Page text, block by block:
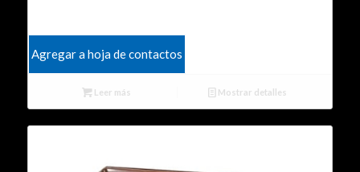
Agregar a hoja de contactos
Leer más Mostrar detalles